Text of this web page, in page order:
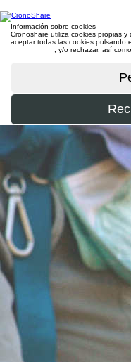
Información sobre cookies
Cronoshare utiliza cookies propias
aceptar todas las cookies pulsando
, y/o rechazar, así